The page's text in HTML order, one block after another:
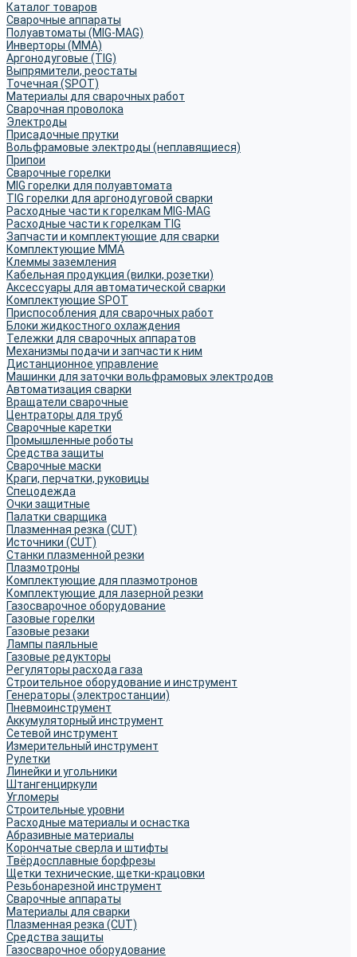
Каталог товаров
Сварочные аппараты
Полуавтоматы (MIG-MAG)
Инверторы (MMA)
Аргонодуговые (TIG)
Выпрямители, реостаты
Точечная (SPOT)
Материалы для сварочных работ
Сварочная проволока
Электроды
Присадочные прутки
Вольфрамовые электроды (неплавящиеся)
Припои
Сварочные горелки
MIG горелки для полуавтомата
TIG горелки для аргонодуговой сварки
Расходные части к горелкам MIG-MAG
Расходные части к горелкам TIG
Запчасти и комплектующие для сварки
Комплектующие ММА
Клеммы заземления
Кабельная продукция (вилки, розетки)
Аксессуары для автоматической сварки
Комплектующие SPOT
Приспособления для сварочных работ
Блоки жидкостного охлаждения
Тележки для сварочных аппаратов
Механизмы подачи и запчасти к ним
Дистанционное управление
Машинки для заточки вольфрамовых электродов
Автоматизация сварки
Вращатели сварочные
Центраторы для труб
Сварочные каретки
Промышленные роботы
Средства защиты
Сварочные маски
Краги, перчатки, руковицы
Спецодежда
Очки защитные
Палатки сварщика
Плазменная резка (CUT)
Источники (CUT)
Станки плазменной резки
Плазмотроны
Комплектующие для плазмотронов
Комплектующие для лазерной резки
Газосварочное оборудование
Газовые горелки
Газовые резаки
Лампы паяльные
Газовые редукторы
Регуляторы расхода газа
Строительное оборудование и инструмент
Генераторы (электростанции)
Пневмоинструмент
Аккумуляторный инструмент
Сетевой инструмент
Измерительный инструмент
Рулетки
Линейки и угольники
Штангенциркули
Угломеры
Строительные уровни
Расходные материалы и оснастка
Абразивные материалы
Корончатые сверла и штифты
Твёрдосплавные борфрезы
Щетки технические, щетки-крацовки
Резьбонарезной инструмент
Сварочные аппараты
Материалы для сварки
Плазменная резка (CUT)
Средства защиты
Газосварочное оборудование